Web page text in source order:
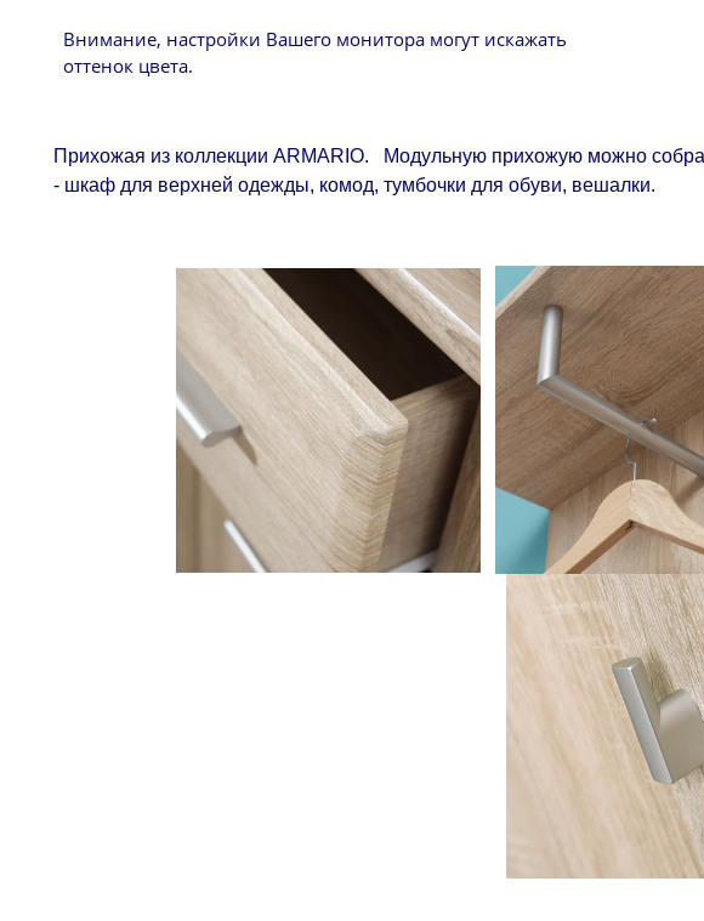
Внимание, настройки Вашего монитора могут искажать
оттенок цвета.
Прихожая из коллекции ARMARIO. Модульную прихожую можно
- шкаф для верхней одежды, комод, тумбочки для обуви, вешалки.